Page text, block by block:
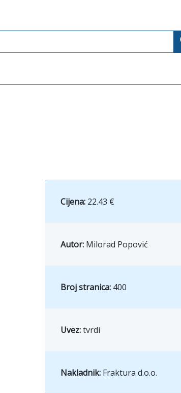
Cijena: 22.43 €
Autor: Milorad Popović
Broj stranica: 400
Uvez:tvrdi
Nakladnik: Fraktura d.o.o.